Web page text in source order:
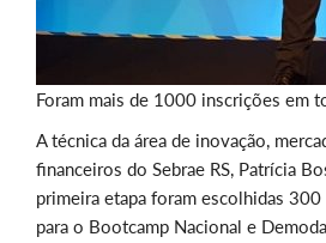
Foram mais de 1000 inscrições em
A técnica da área de inovação,
financeiros do Sebrae RS, Patrícia
primeira etapa foram escolhidas 300
para o Bootcamp Nacional e